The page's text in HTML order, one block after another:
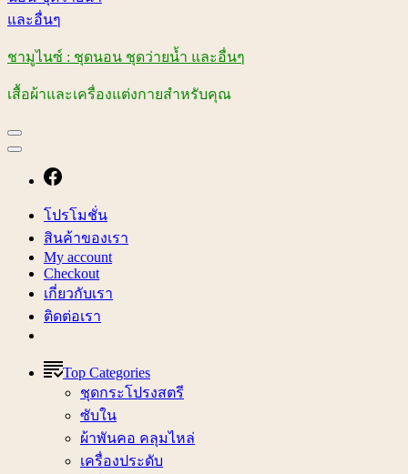
ชามูไนซ์ : ชุดนอน ชุดว่ายน้ำ และอื่นๆ
เสื้อผ้าและเครื่องแต่งกายสำหรับคุณ
โปรโมชั่น
สินค้าของเรา
My account
Checkout
เกี่ยวกับเรา
ติดต่อเรา
Top Categories
ชุดกระโปรงสตรี
ซับใน
ผ้าพันคอ คลุมไหล่
เครื่องประดับ